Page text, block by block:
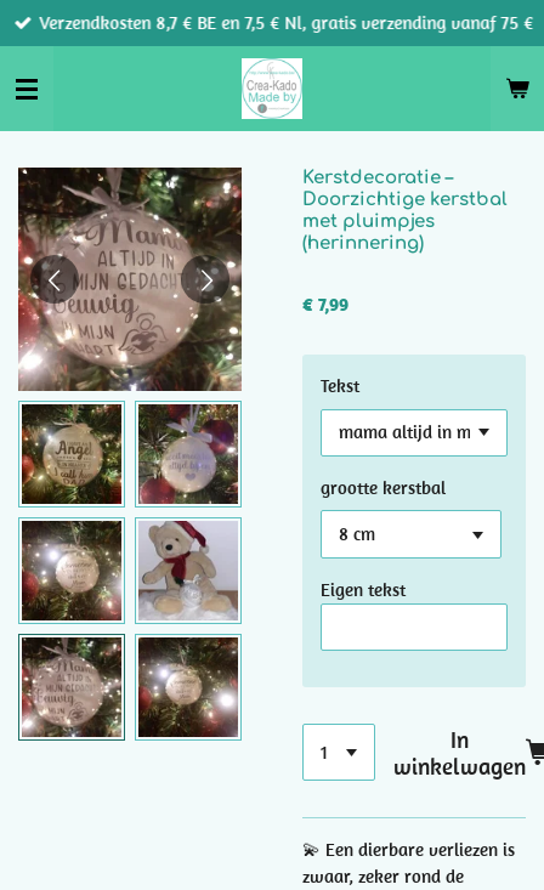
Ga
direct
naar
de
hoofdinhoud
Verzendkosten 8,7 € BE en 7,5 € Nl, gratis verzending vanaf 75 €
Kerstdecoratie –
Doorzichtige kerstbal
met pluimpjes
(herinnering)
€ 7,99
Tekst
grootte kerstbal
Eigen tekst
In
winkelwagen
💫 Een dierbare verliezen is
zwaar, zeker rond de